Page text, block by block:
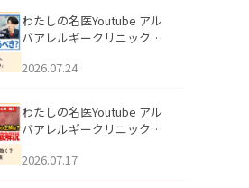
説」を公開いたしました。
わたしの名医Youtube アル
バアレルギークリニック札
える男性へ｜医師が教える
公開いたしました。
2026.07.24
わたしの名医Youtube アル
バアレルギークリニック札
跡にVビームは効く？向いて
2026.07.17